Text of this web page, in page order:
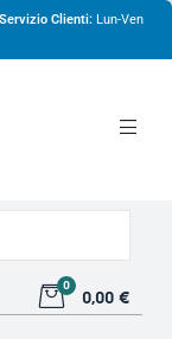
Clienti: Lun-Ven
0
0,00 €